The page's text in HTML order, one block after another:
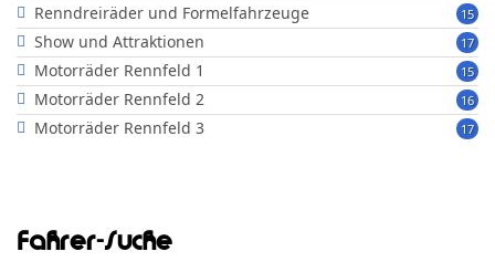
15
Renndreiräder und Formelfahrzeuge
17
Show und Attraktionen
15
Motorräder Rennfeld 1
16
Motorräder Rennfeld 2
17
Motorräder Rennfeld 3
Fahrer-Suche